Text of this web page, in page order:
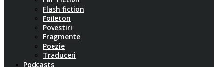
Flash fiction
Foileton
Povestiri
Fragmente
Poezie
Traduceri
Podcasts